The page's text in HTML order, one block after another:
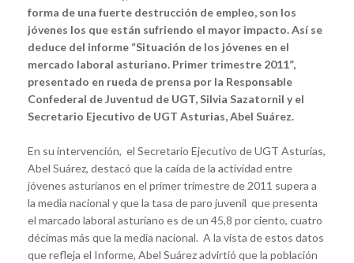
forma de una fuerte destrucción de empleo, son los
jóvenes los que están sufriendo el mayor impacto. Así se
deduce del informe “Situación de los jóvenes en el
mercado laboral asturiano. Primer trimestre 2011”,
presentado en rueda de prensa por la Responsable
Confederal de Juventud de UGT, Silvia Sazatornil y el
Secretario Ejecutivo de UGT Asturias, Abel Suárez.
En su intervención, el Secretario Ejecutivo de UGT Asturias,
Abel Suárez, destacó que la caída de la actividad entre
jóvenes asturianos en el primer trimestre de 2011 supera a
la media nacional y que la tasa de paro juvenil que presenta
el marcado laboral asturiano es de un 45,8 por ciento, cuatro
décimas más que la media nacional. A la vista de estos datos
que refleja el Informe, Abel Suárez advirtió que la población